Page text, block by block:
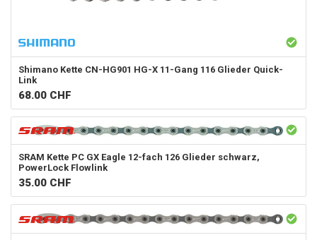
Shimano Kette CN-HG901 HG-X 11-Gang 116 Glieder Quick-
Link
68.00 CHF
SRAM Kette PC GX Eagle 12-fach 126 Glieder schwarz,
PowerLock Flowlink
35.00 CHF